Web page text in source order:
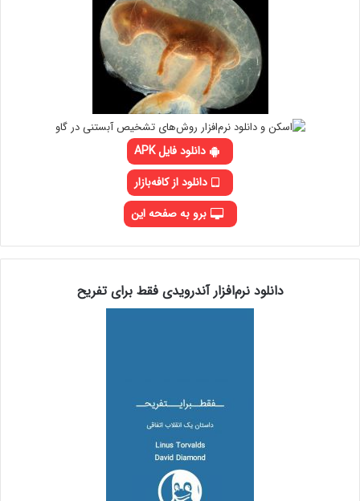
دانلود فایل APK
دانلود از کافه‌بازار
برو به صفحه این
دانلود نرم‌افزار آندرویدی فقط برای تفریح